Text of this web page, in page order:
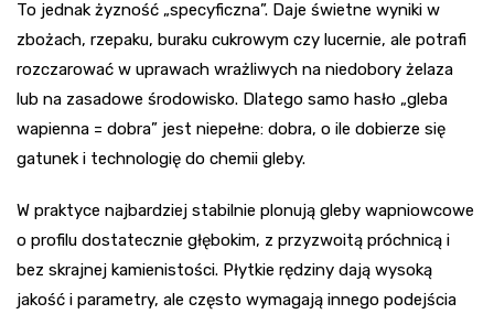
To jednak żyzność „specyficzna”. Daje świetne wyniki w
zbożach, rzepaku, buraku cukrowym czy lucernie, ale potrafi
rozczarować w uprawach wrażliwych na niedobory żelaza
lub na zasadowe środowisko. Dlatego samo hasło „gleba
wapienna = dobra” jest niepełne: dobra, o ile dobierze się
gatunek i technologię do chemii gleby.
W praktyce najbardziej stabilnie plonują gleby wapniowcowe
o profilu dostatecznie głębokim, z przyzwoitą próchnicą i
bez skrajnej kamienistości. Płytkie rędziny dają wysoką
jakość i parametry, ale często wymagają innego podejścia